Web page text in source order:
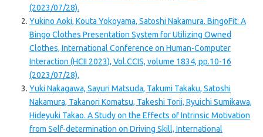
(2023/07/28).
Yukino Aoki, Kouta Yokoyama, Satoshi Nakamura. BingoFit: A
Bingo Clothes Presentation System for Utilizing Owned
Clothes, International Conference on Human-Computer
Interaction (HCII 2023), Vol.CCIS, volume 1834, pp.10-16
(2023/07/28).
Yuki Nakagawa, Sayuri Matsuda, Takumi Takaku, Satoshi
Nakamura, Takanori Komatsu, Takeshi Torii, Ryuichi Sumikawa,
Hideyuki Takao. A Study on the Effects of Intrinsic Motivation
from Self-determination on Driving Skill, International